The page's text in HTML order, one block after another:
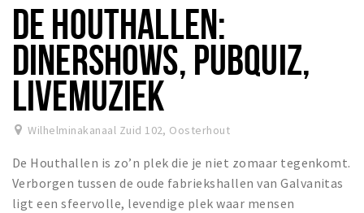
Bezienswaardigheden
Musea, theaters & podia
Uitjes & activiteiten
Toeristische routes
Sport
DE HOUTHALLEN:
DINERSHOWS, PUBQUIZ,
LIVEMUZIEK
Wilhelminakanaal Zuid 102, Oosterhout
De Houthallen is zo’n plek die je niet zomaar tegenkomt.
Verborgen tussen de oude fabriekshallen van Galvanitas
ligt een sfeervolle, levendige plek waar mensen